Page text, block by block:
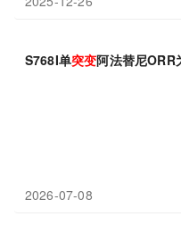
S768I单突变阿法替尼
2026-07-08